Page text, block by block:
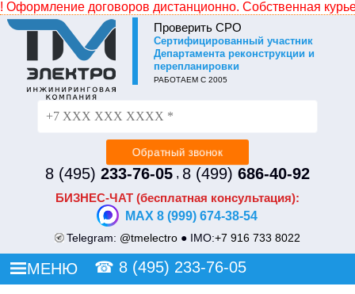
договоров дистанционно. Собственная
Проверить СРО
Cертифицированный участник
Департамента реконструкции и
перепланировки
РАБОТАЕМ С 2005
8 (495) 233-76-05, 8 (499) 686-40-92
БИЗНЕС-ЧАТ (бесплатная консультация):
MAX 8 (999) 674-38-54
Telegram: @tmelectro ● IMO:+7 916 733 8022
☎ 8 (495) 233-76-05
МЕНЮ
Не уходите без СКИДКИ!
Просто оставьте свой номер и наш менеджер
перезвонит и сделает Вам индивидуальное ценовое